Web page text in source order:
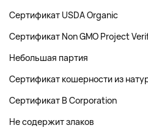
Сертификат USDA Organic
Сертификат Non GMO Project
Небольшая партия
Сертификат кошерности из
Сертификат B Corporation
Не содержит злаков